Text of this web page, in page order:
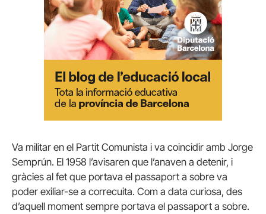
Va militar en el Partit Comunista i va coincidir amb Jorge
Semprún. El 1958 l’avisaren que l’anaven a detenir, i
gràcies al fet que portava el passaport a sobre va
poder exiliar-se a correcuita. Com a data curiosa, des
d’aquell moment sempre portava el passaport a sobre.